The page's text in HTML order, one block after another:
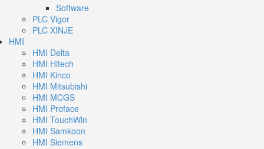
Software
PLC Vigor
PLC XINJE
HMI
HMI Delta
HMI Hitech
HMI Kinco
HMI Mitsubishi
HMI MCGS
HMI Proface
HMI TouchWin
HMI Samkoon
HMI Siemens